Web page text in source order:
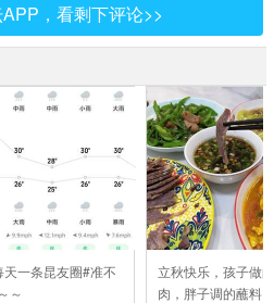
，看剩下评论>>
天一条昆友圈#准不
～
立秋快乐，孩子做
肉，胖子调的蘸料